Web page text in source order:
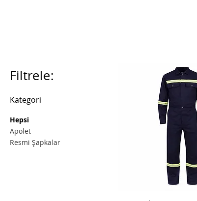
Filtrele:
Kategori
Hepsi
Apolet
Resmi Şapkalar